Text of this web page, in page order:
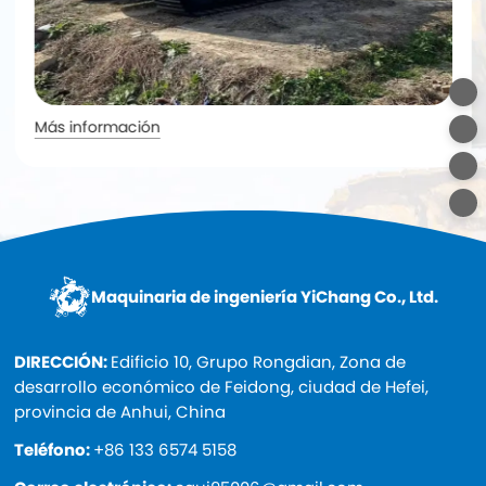
Más información
Maquinaria de ingeniería YiChang Co., Ltd.
DIRECCIÓN:Edificio 10, Grupo Rongdian, Zona de
desarrollo económico de Feidong, ciudad de Hefei,
provincia de Anhui, China
Teléfono:+86 133 6574 5158